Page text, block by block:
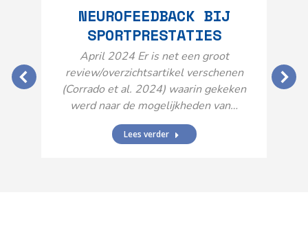
NEUROFEEDBACK BIJ
SPORTPRESTATIES
April 2024 Er is net een groot
review/overzichtsartikel verschenen
(Corrado et al. 2024) waarin gekeken
werd naar de mogelijkheden van…
Lees verder